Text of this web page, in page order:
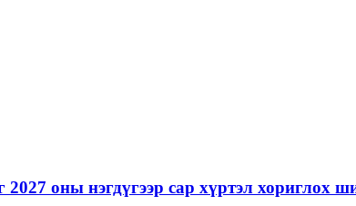
оны нэгдүгээр сар хүртэл хориглох